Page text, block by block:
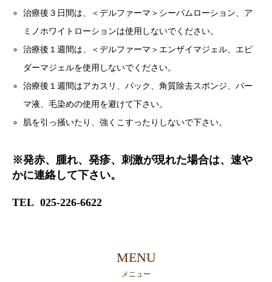
治療後３日間は、＜デルファーマ＞シーバムローション、ア
ミノホワイトローションは使用しないでください。
治療後１週間は、＜デルファーマ＞エンザイマジェル、エピ
ダーマジェルを使用しないでください。
治療後１週間はアカスリ、パック、角質除去スポンジ、パー
マ液、毛染めの使用を避けて下さい。
肌を引っ掻いたり、強くこすったりしないで下さい。
※発赤、腫れ、発疹、刺激が現れた場合は、速や
かに連絡して下さい。
TEL 025-226-6622
MENU
メニュー